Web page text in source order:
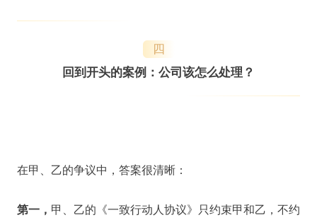
四
回到开头的案例：公司该怎么处理？
在甲、乙的争议中，答案很清晰：
第一， 甲、乙的《一致行动人协议》只约束甲和乙，不约